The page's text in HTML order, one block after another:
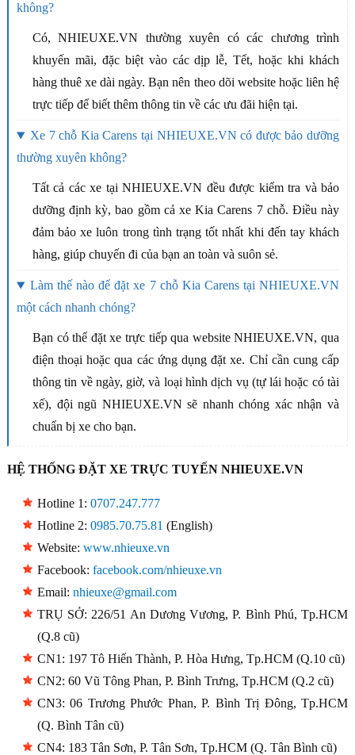
không?
Có, NHIEUXE.VN thường xuyên có các chương trình
khuyến mãi, đặc biệt vào các dịp lễ, Tết, hoặc khi khách
hàng thuê xe dài ngày. Bạn nên theo dõi website hoặc liên hệ
trực tiếp để biết thêm thông tin về các ưu đãi hiện tại.
Xe 7 chỗ Kia Carens tại NHIEUXE.VN có được bảo dưỡng
thường xuyên không?
Tất cả các xe tại NHIEUXE.VN đều được kiểm tra và bảo
dưỡng định kỳ, bao gồm cả xe Kia Carens 7 chỗ. Điều này
đảm bảo xe luôn trong tình trạng tốt nhất khi đến tay khách
hàng, giúp chuyến đi của bạn an toàn và suôn sẻ.
Làm thế nào để đặt xe 7 chỗ Kia Carens tại NHIEUXE.VN
một cách nhanh chóng?
Bạn có thể đặt xe trực tiếp qua website NHIEUXE.VN, qua
điện thoại hoặc qua các ứng dụng đặt xe. Chỉ cần cung cấp
thông tin về ngày, giờ, và loại hình dịch vụ (tự lái hoặc có tài
xế), đội ngũ NHIEUXE.VN sẽ nhanh chóng xác nhận và
chuẩn bị xe cho bạn.
HỆ THỐNG ĐẶT XE TRỰC TUYẾN NHIEUXE.VN
Hotline 1: 0707.247.777
Hotline 2: 0985.70.75.81 (English)
Website: www.nhieuxe.vn
Facebook: facebook.com/nhieuxe.vn
Email: nhieuxe@gmail.com
TRỤ SỞ: 226/51 An Dương Vương, P. Bình Phú, Tp.HCM
(Q.8 cũ)
CN1: 197 Tô Hiến Thành, P. Hòa Hưng, Tp.HCM (Q.10 cũ)
CN2: 60 Vũ Tông Phan, P. Bình Trưng, Tp.HCM (Q.2 cũ)
CN3: 06 Trương Phước Phan, P. Bình Trị Đông, Tp.HCM
(Q. Bình Tân cũ)
CN4: 183 Tân Sơn, P. Tân Sơn, Tp.HCM (Q. Tân Bình cũ)